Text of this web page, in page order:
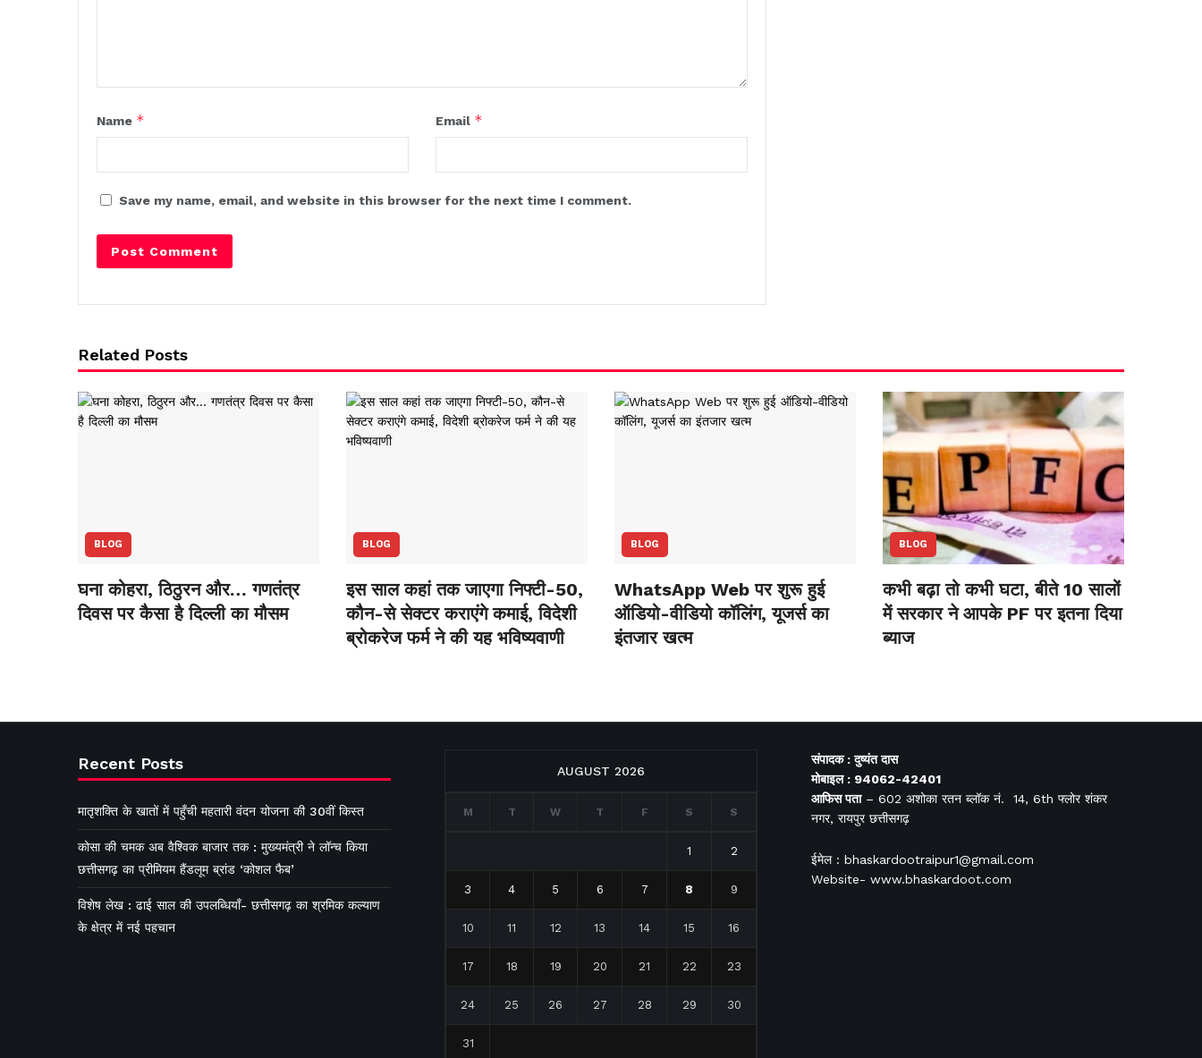
Name * Email *
Save my name, email, and website in this browser for the next time I comment.
Related Posts
BLOG
घना कोहरा, ठिठुरन और… गणतंत्र
दिवस पर कैसा है दिल्ली का मौसम
BLOG
इस साल कहां तक जाएगा निफ्टी-50,
कौन-से सेक्‍टर कराएंगे कमाई, विदेशी
ब्रोकरेज फर्म ने की यह भविष्‍यवाणी
BLOG
WhatsApp Web पर शुरू हुई
ऑडियो-वीडियो कॉलिंग, यूजर्स का
इंतजार खत्म
BLOG
कभी बढ़ा तो कभी घटा, बीते 10 सालों
में सरकार ने आपके PF पर इतना दिया
ब्याज
Recent Posts
मातृशक्ति के खातों में पहुँची महतारी वंदन योजना की 30वीं किस्त
कोसा की चमक अब वैश्विक बाजार तक : मुख्यमंत्री ने लॉन्च किया
छत्तीसगढ़ का प्रीमियम हैंडलूम ब्रांड ‘कोशल फैब’
विशेष लेख : ढाई साल की उपलब्धियाँ- छत्तीसगढ़ का श्रमिक कल्याण
के क्षेत्र में नई पहचान
AUGUST 2026
M T W T F S S
1 2
3 4 5 6 7 8 9
10 11 12 13 14 15 16
17 18 19 20 21 22 23
24 25 26 27 28 29 30
31
संपादक : दुष्यंत दास
मोबाइल : 94062-42401
आफिसपता– 602 अशोका रतन ब्लॉक नं. 14, 6th फ्लोर शंकर
नगर, रायपुर छत्तीसगढ़
ईमेल : bhaskardootraipur1@gmail.com
Website- www.bhaskardoot.com